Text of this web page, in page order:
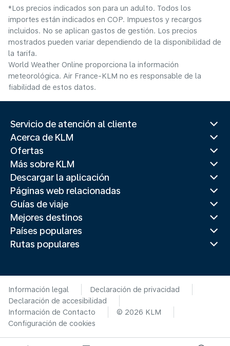
*Los precios indicados son para un adulto. Todos los
importes están indicados en COP. Impuestos y recargos
incluidos. No se aplican gastos de gestión. Los precios
mostrados pueden variar dependiendo de la disponibilidad de
la tarifa.
World Weather Online proporciona la información
meteorológica. Air France-KLM no es responsable de la
fiabilidad de estos datos.
Servicio de atención al cliente
Acerca de KLM
Ofertas
Más sobre KLM
Descargar la aplicación
Páginas web relacionadas
Guías de viaje
Mejores destinos
Países populares
Rutas populares
Información legal
Declaración de privacidad
Declaración de accesibilidad
Información de Contacto
© 2026 KLM
Configuración de cookies